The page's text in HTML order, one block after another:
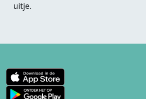
uitje.